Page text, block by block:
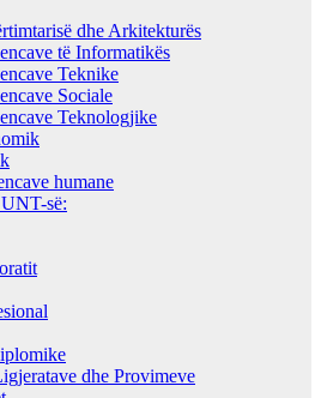
dhe Arkitekturës
të Informatikës
Teknike
Sociale
Teknologjike
humane
së:
dhe Provimeve